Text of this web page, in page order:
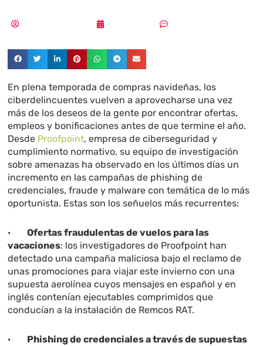
En plena temporada de compras navideñas, los
ciberdelincuentes vuelven a aprovecharse una vez
más de los deseos de la gente por encontrar ofertas,
empleos y bonificaciones antes de que termine el año.
Desde Proofpoint, empresa de ciberseguridad y
cumplimiento normativo, su equipo de investigación
sobre amenazas ha observado en los últimos días un
incremento en las campañas de phishing de
credenciales, fraude y malware con temática de lo más
oportunista. Estas son los señuelos más recurrentes:
·Ofertas fraudulentas de vuelos para las
vacaciones: los investigadores de Proofpoint han
detectado una campaña maliciosa bajo el reclamo de
unas promociones para viajar este invierno con una
supuesta aerolínea cuyos mensajes en español y en
inglés contenían ejecutables comprimidos que
conducían a la instalación de Remcos RAT.
· Phishing de credenciales a través de supuestas